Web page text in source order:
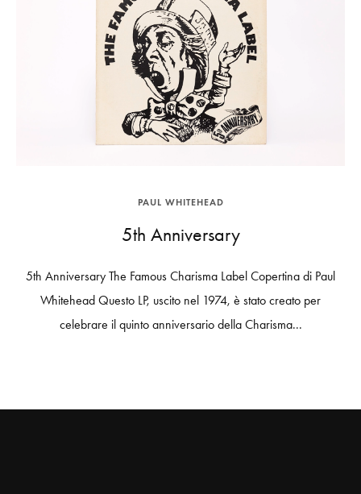
PAUL WHITEHEAD
5th Anniversary
5th Anniversary The Famous Charisma Label Copertina di Paul
Whitehead Questo LP, uscito nel 1974, è stato creato per
celebrare il quinto anniversario della Charisma...